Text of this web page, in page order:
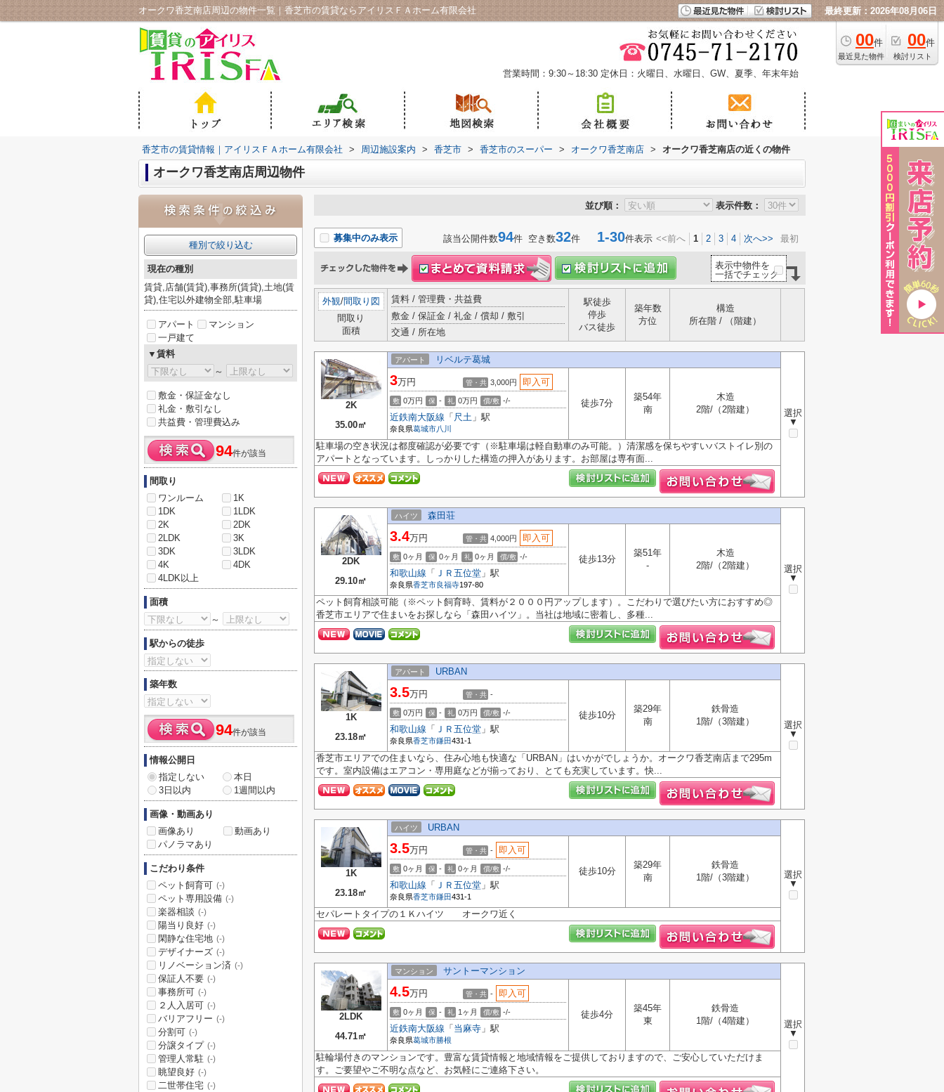
オークワ香芝南店周辺の物件一覧｜香芝市の賃貸ならアイリスＦＡホーム有限会社 最終更新：2026年08月06日
00件
最近見た物件
00件
検討リスト
営業時間：9:30～18:30 定休日：火曜日、水曜日、GW、夏季、年末年始
香芝市の賃貸情報｜アイリスＦＡホーム有限会社 > 周辺施設案内 > 香芝市 > 香芝市のスーパー > オークワ香芝南店 > オークワ香芝南店の近くの物件
オークワ香芝南店周辺物件
並び順： 表示件数：
募集中のみ表示 該当公開件数94件 空き数32件 1-30件表示 <<前へ 1 2 3 4 次へ>> 最初
表示中物件を
一括でチェック
外観/間取り図
間取り
面積
賃料 / 管理費・共益費
敷金 / 保証金 / 礼金 / 償却 / 敷引
交通 / 所在地
駅徒歩
停歩
バス徒歩
築年数
方位
構造
所在階 / （階建）
2K
35.00㎡
アパート リベルテ葛城
選択
▼
3万円 管・共 3,000円 即入可
敷 0万円 保 - 礼 0万円 償/敷 -/-
近鉄南大阪線 「 尺土 」駅
奈良県葛城市八川
徒歩7分
築54年
南
木造
2階/（2階建）
駐車場の空き状況は都度確認が必要です（※駐車場は軽自動車のみ可能。）清潔感を保ちやすいバストイレ別の
アパートとなっています。しっかりした構造の押入があります。お部屋は専有面...
2DK
29.10㎡
ハイツ 森田荘
選択
▼
3.4万円 管・共 4,000円 即入可
敷 0ヶ月 保 0ヶ月 礼 0ヶ月 償/敷 -/-
和歌山線 「 ＪＲ五位堂 」駅
奈良県香芝市良福寺197-80
徒歩13分
築51年
-
木造
2階/（2階建）
ペット飼育相談可能（※ペット飼育時、賃料が２０００円アップします）。こだわりで選びたい方におすすめ◎
香芝市エリアで住まいをお探しなら「森田ハイツ」。当社は地域に密着し、多種...
1K
23.18㎡
アパート URBAN
選択
▼
3.5万円 管・共 -
敷 0万円 保 - 礼 0万円 償/敷 -/-
和歌山線 「 ＪＲ五位堂 」駅
奈良県香芝市鎌田431-1
徒歩10分
築29年
南
鉄骨造
1階/（3階建）
香芝市エリアでの住まいなら、住み心地も快適な「URBAN」はいかがでしょうか。オークワ香芝南店まで295m
です。室内設備はエアコン・専用庭などが揃っており、とても充実しています。快...
1K
23.18㎡
ハイツ URBAN
選択
▼
3.5万円 管・共 - 即入可
敷 0ヶ月 保 - 礼 0ヶ月 償/敷 -/-
和歌山線 「 ＪＲ五位堂 」駅
奈良県香芝市鎌田431-1
徒歩10分
築29年
南
鉄骨造
1階/（3階建）
セパレートタイプの１Ｋハイツ オークワ近く
2LDK
44.71㎡
マンション サントーマンション
選択
▼
4.5万円 管・共 - 即入可
敷 0ヶ月 保 - 礼 1ヶ月 償/敷 -/-
近鉄南大阪線 「 当麻寺 」駅
奈良県葛城市勝根
徒歩4分
築45年
東
鉄骨造
1階/（4階建）
駐輪場付きのマンションです。豊富な賃貸情報と地域情報をご提供しておりますので、ご安心していただけま
す。ご要望やご不明な点など、お気軽にご連絡下さい。
種別で絞り込む
現在の種別
賃貸,店舗(賃貸),事務所(賃貸),土地(賃
貸),住宅以外建物全部,駐車場
アパート
マンション
一戸建て
▼賃料
～
敷金・保証金なし
礼金・敷引なし
共益費・管理費込み
94件が該当
間取り
ワンルーム
1K
1DK
1LDK
2K
2DK
2LDK
3K
3DK
3LDK
4K
4DK
4LDK以上
面積
～
駅からの徒歩
築年数
94件が該当
情報公開日
指定しない
本日
3日以内
1週間以内
画像・動画あり
画像あり
動画あり
パノラマあり
こだわり条件
ペット飼育可 (-)
ペット専用設備 (-)
楽器相談 (-)
陽当り良好 (-)
閑静な住宅地 (-)
デザイナーズ (-)
リノベーション済 (-)
保証人不要 (-)
事務所可 (-)
２人入居可 (-)
バリアフリー (-)
分割可 (-)
分譲タイプ (-)
管理人常駐 (-)
眺望良好 (-)
二世帯住宅 (-)